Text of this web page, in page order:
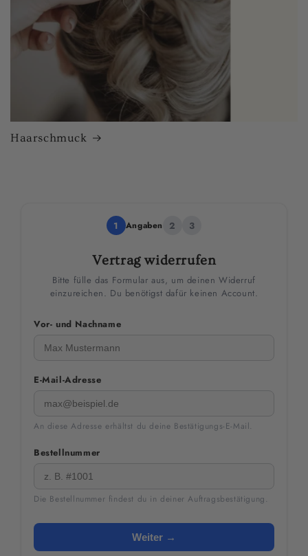
Haarschmuck
1 Angaben 2 3
Vertrag widerrufen
Bitte fülle das Formular aus, um deinen Widerruf
einzureichen. Du benötigst dafür keinen Account.
Vor- und Nachname
E-Mail-Adresse
An diese Adresse erhältst du deine Bestätigungs-E-Mail.
Bestellnummer
Die Bestellnummer findest du in deiner Auftragsbestätigung.
Weiter →